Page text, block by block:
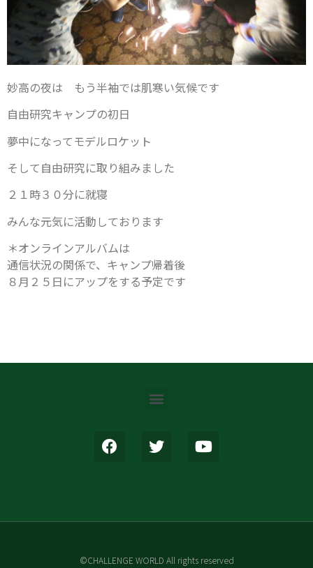
妙高の夜は もう半袖では肌寒い気候です
自由研究キャンプの初日
夢中になってモデルロケット
そして自由研究に取り組みました
２１時３０分に就寝
みんな元気に活動しております
＊オンラインアルバムは
通信状況の関係で、キャンプ帰着後
８月２５日にアップをする予定です
©CHALLENGE WORLD All rights reserved